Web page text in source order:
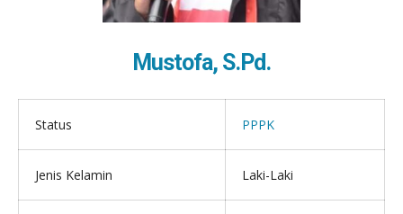
Mustofa, S.Pd.
Status PPPK
Jenis Kelamin Laki-Laki